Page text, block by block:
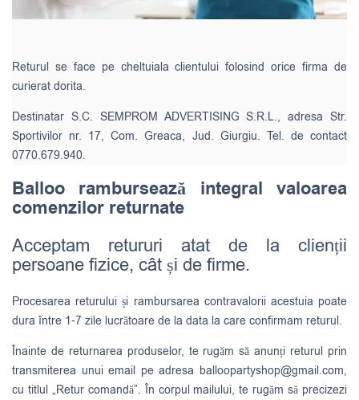
Returul se face pe cheltuiala clientului folosind orice firma de
curierat dorita.
Destinatar S.C. SEMPROM ADVERTISING S.R.L., adresa Str.
Sportivilor nr. 17, Com. Greaca, Jud. Giurgiu. Tel. de contact
0770.679.940.
Balloo rambursează integral valoarea
comenzilor returnate
Acceptam retururi atat de la clienții
persoane fizice, cât și de firme.
Procesarea returului și rambursarea contravalorii acestuia poate
dura între 1-7 zile lucrătoare de la data la care confirmam returul.
Înainte de returnarea produselor, te rugăm să anunți returul prin
transmiterea unui email pe adresa balloopartyshop@gmail.com,
cu titlul „Retur comandă”. În corpul mailului, te rugăm să precizezi